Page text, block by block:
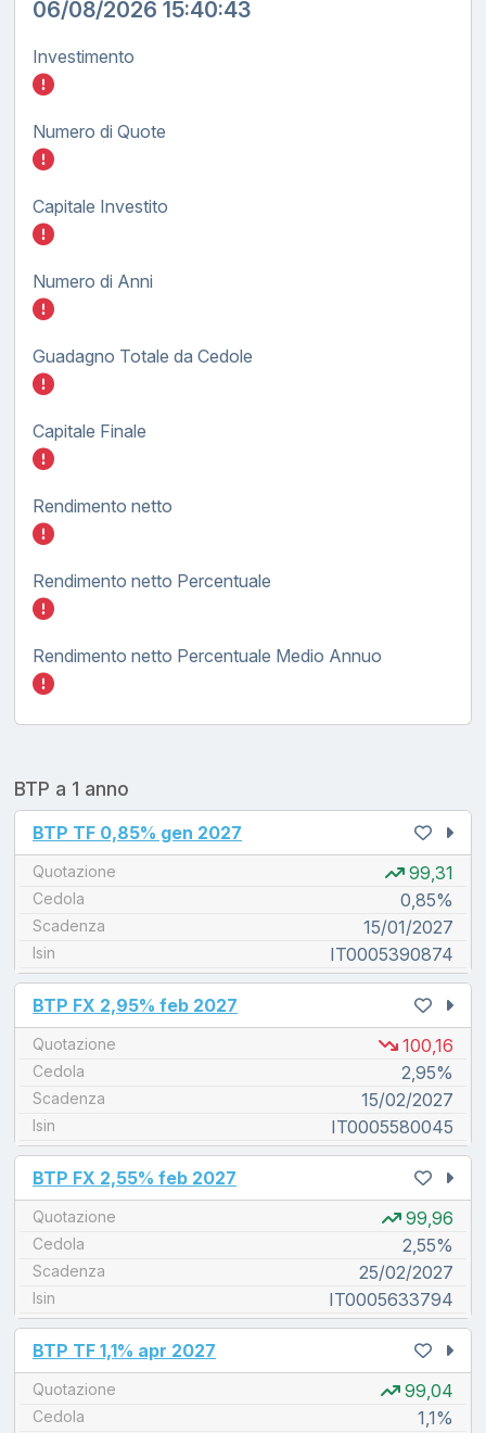
06/08/2026 15:40:43
Investimento
Inserisci quanto investire nel BTP TF
Numero di Quote
Inserisci quanto investire nel BTP TF
Capitale Investito
Inserisci quanto investire nel BTP TF
Numero di Anni
Inserisci quanto investire nel BTP TF
Guadagno Totale da Cedole
Inserisci quanto investire nel BTP TF
Capitale Finale
Inserisci quanto investire nel BTP TF
Rendimento netto
Inserisci quanto investire nel BTP TF
Rendimento netto Percentuale
Inserisci quanto investire nel BTP TF
Rendimento netto Percentuale Medio Annuo
Inserisci quanto investire nel BTP TF
BTP a 1 anno
unread messages
BTP TF 0,85% gen 2027
Quotazione 99,31
Cedola 0,85%
Scadenza 15/01/2027
Isin IT0005390874
unread messages
BTP FX 2,95% feb 2027
Quotazione 100,16
Cedola 2,95%
Scadenza 15/02/2027
Isin IT0005580045
unread messages
BTP FX 2,55% feb 2027
Quotazione 99,96
Cedola 2,55%
Scadenza 25/02/2027
Isin IT0005633794
unread messages
BTP TF 1,1% apr 2027
Quotazione 99,04
Cedola 1,1%